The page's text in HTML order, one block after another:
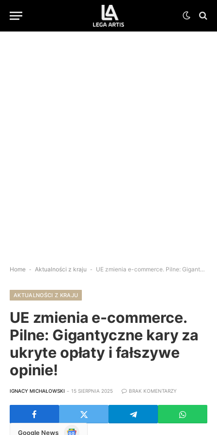
Home - Aktualności z kraju - UE zmienia e-commerce. Pilne: Gigantyczne kary za ukryte opłaty i fałszywe opinie!
AKTUALNOŚCI Z KRAJU
UE zmienia e-commerce.
Pilne: Gigantyczne kary za
ukryte opłaty i fałszywe
opinie!
IGNACY MICHAŁOWSKI 15 SIERPNIA 2025 BRAK KOMENTARZY
Google News Google